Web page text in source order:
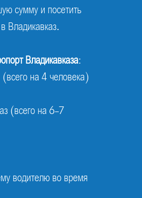
сумму и посетить
Владикавказ.
Владикавказа:
на 4 человека)
(всего на 6-7
водителю во время